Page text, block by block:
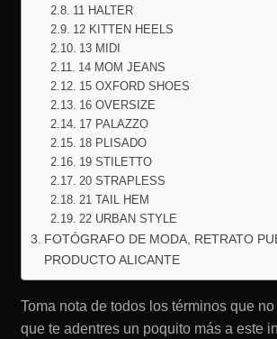
11 HALTER
12 KITTEN HEELS
13 MIDI
14 MOM JEANS
15 OXFORD SHOES
16 OVERSIZE
17 PALAZZO
18 PLISADO
19 STILETTO
20 STRAPLESS
21 TAIL HEM
22 URBAN STYLE
FOTÓGRAFO DE MODA, RETRATO
PRODUCTO ALICANTE
Toma nota de todos los términos que
que te adentres un poquito más a este